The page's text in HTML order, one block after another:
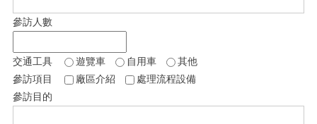
參訪人數
交通工具 遊覽車 自用車
其他
參訪項目
廠區介紹
處理流程設備
參訪目的